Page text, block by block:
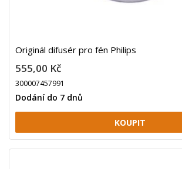
Originál difusér pro fén Philips
555,00 Kč
300007457991
Dodání do 7 dnů